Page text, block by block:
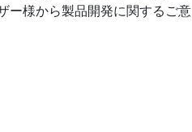
ー様から製品開発に関するご